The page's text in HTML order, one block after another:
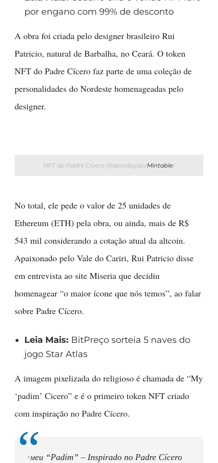
por engano com 99% de desconto
A obra foi criada pelo designer brasileiro Rui
Patricio, natural de Barbalha, no Ceará. O token
NFT do Padre Cícero faz parte de uma coleção de
personalidades do Nordeste homenageadas pelo
designer.
NFT do Padre Cícero (Reprodução/Mintable)
No total, ele pede o valor de 25 unidades de
Ethereum (ETH) pela obra, ou ainda, mais de R$
543 mil considerando a cotação atual da altcoin.
Apaixonado pelo Vale do Cariri, Rui Patricio disse
em entrevista ao site Miseria que decidiu
homenagear “o maior ícone que nós temos”, ao falar
sobre Padre Cícero.
Leia Mais: BitPreço sorteia 5 naves do
jogo Star Atlas
A imagem pixelizada do religioso é chamada de “My
‘padim’ Cicero” e é o primeiro token NFT criado
com inspiração no Padre Cícero.
“Meu “Padim” – Inspirado no Padre Cícero